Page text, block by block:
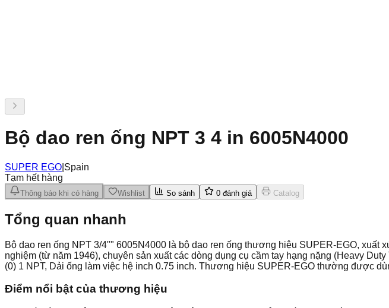
Bộ dao ren ống NPT 3 4 in 6005N4000
SUPER EGO Spain
Tạm hết hàng
Thông báo khi có hàng Wishlist So sánh 0 đánh giá Catalog
Tổng quan nhanh
Bộ dao ren ống NPT 3/4"" 6005N4000 là bộ dao ren ống thương hiệu SUPER-EGO,
nghiệm (từ năm 1946), chuyên sản xuất các dòng dụng cụ cầm tay hạng nặng (Heavy
(0) 1 NPT, Dải ống làm việc hệ inch 0.75 inch. Thương hiệu SUPER-EGO thường được
Điểm nổi bật của thương hiệu